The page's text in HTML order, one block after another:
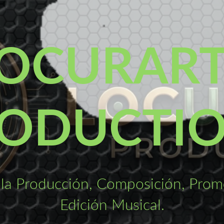
Producción, Composición,
Edición Musical.